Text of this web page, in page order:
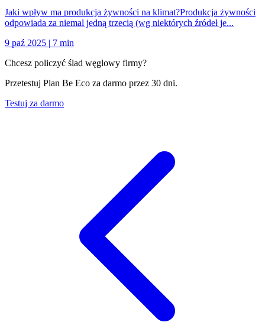
Jaki wpływ ma produkcja żywności na klimat?Produkcja żywności
odpowiada za niemal jedną trzecią (wg niektórych źródeł je...
9 paź 2025 | 7 min
Chcesz policzyć ślad węglowy firmy?
Przetestuj Plan Be Eco za darmo przez 30 dni.
Testuj za darmo